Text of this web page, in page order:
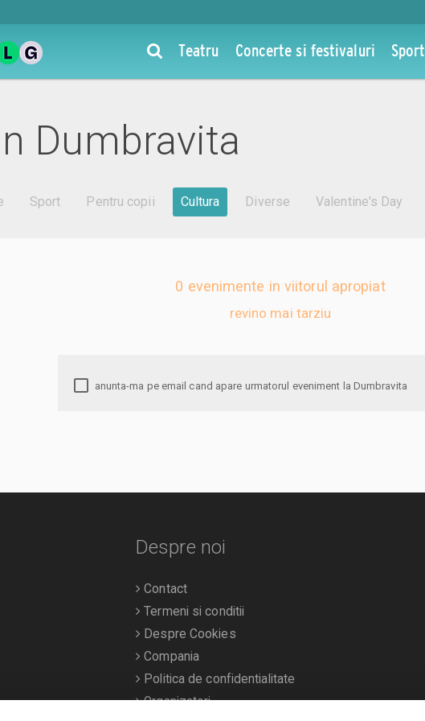
Teatru Concerte si festivaluri Sport
Dumbravita
Sport Pentru copii Cultura Diverse Valentine's Day
0 evenimente in viitorul apropiat
revino mai tarziu
anunta-ma pe email cand apare urmatorul eveniment la Dumbravita
Despre noi
Contact
Termeni si conditii
Despre Cookies
Compania
Politica de confidentialitate
Organizatori